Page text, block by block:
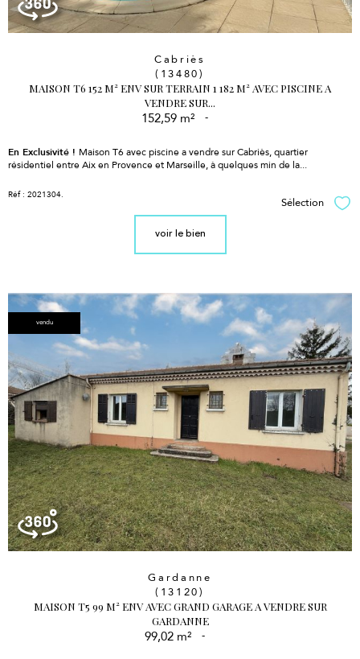
Cabriès
(13480)
MAISON T6 152 M² ENV SUR TERRAIN 1 182 M² AVEC PISCINE A
VENDRE SUR...
152,59 m² -
En Exclusivité ! Maison T6 avec piscine a vendre sur Cabriès, quartier
résidentiel entre Aix en Provence et Marseille, à quelques min de la...
Réf : 2021304.
Sélection
voir le bien
vendu
Gardanne
(13120)
MAISON T5 99 M² ENV AVEC GRAND GARAGE A VENDRE SUR
GARDANNE
99,02 m² -